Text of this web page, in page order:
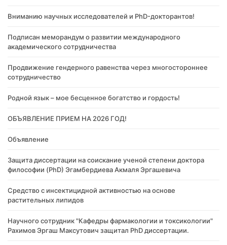
Вниманию научных исследователей и PhD-докторантов!
Подписан меморандум о развитии международного
академического сотрудничества
Продвижение гендерного равенства через многостороннее
сотрудничество
Родной язык – мое бесценное богатство и гордость!
ОБЪЯВЛЕНИЕ ПРИЕМ НА 2026 ГОД!
Объявление
Защита диссертации на соискание ученой степени доктора
философии (PhD) Эгамбердиева Акмаля Эргашевича
Cредство с инсектицидной активностью на основе
растительных липидов
Научного сотрудник "Кафедры фармакологии и токсикологии"
Рахимов Эргаш Максутович защитал PhD диссертации.